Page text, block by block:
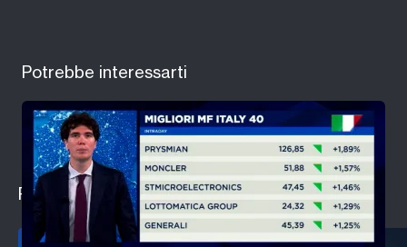
Potrebbe interessarti
Programmi in evidenza